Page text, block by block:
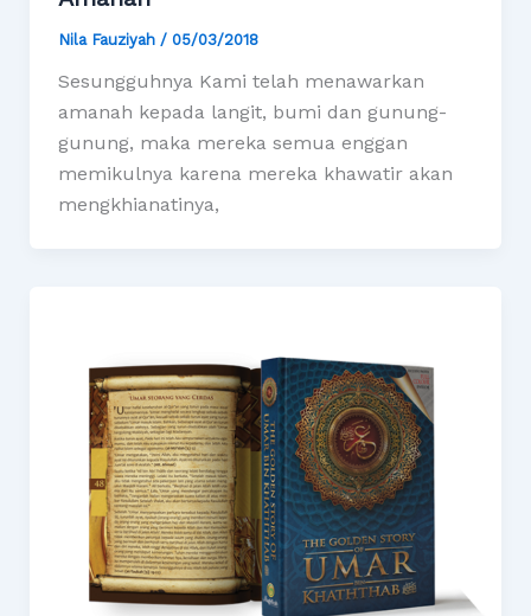
Nila Fauziyah / 05/03/2018
Sesungguhnya Kami telah menawarkan
amanah kepada langit, bumi dan gunung-
gunung, maka mereka semua enggan
memikulnya karena mereka khawatir akan
mengkhianatinya,